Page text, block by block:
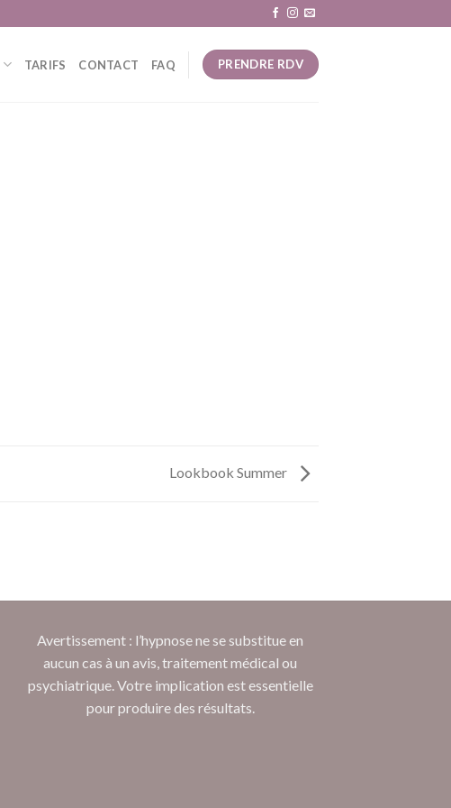
TARIFS CONTACT FAQ PRENDRE RDV
Lookbook Summer
Avertissement : l’hypnose ne se substitue en
aucun cas à un avis, traitement médical ou
psychiatrique. Votre implication est essentielle
pour produire des résultats.